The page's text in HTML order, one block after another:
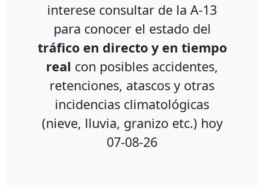
interese consultar de la A-13
para conocer el estado del
tráfico en directo y en tiempo
real con posibles accidentes,
retenciones, atascos y otras
incidencias climatológicas
(nieve, lluvia, granizo etc.) hoy
07-08-26